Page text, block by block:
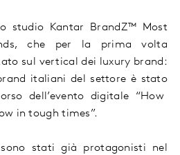
studio Kantar BrandZ™ Most
, che per la prima volta
sul vertical dei luxury brand:
italiani del settore è stato
dell’evento digitale “How
in tough times”.
sono stati già protagonisti nel